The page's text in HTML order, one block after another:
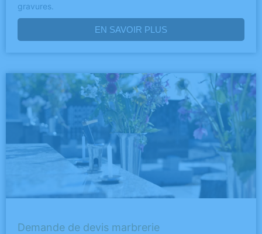
gravures.
EN SAVOIR PLUS
Demande de devis marbrerie